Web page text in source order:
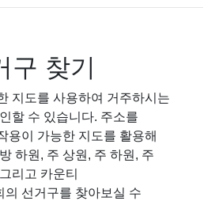
구 찾기
지도를 사용하여 거주하시는
할 수 있습니다. 주소를
용이 가능한 지도를 활용해
하원, 주 상원, 주 하원, 주
리고 카운티
의 선거구를 찾아보실 수